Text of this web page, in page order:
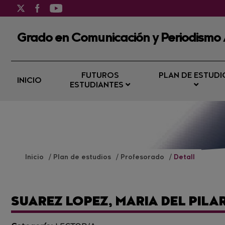
Grado en Comunicación y Periodismo
INICIO
FUTUROS
ESTUDIANTES
PLAN DE
Inicio Plan de estudios Profesorado Detall
SUAREZ LOPEZ, MARIA DEL